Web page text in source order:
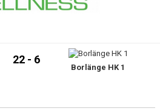
22 - 6
Borlänge HK 1